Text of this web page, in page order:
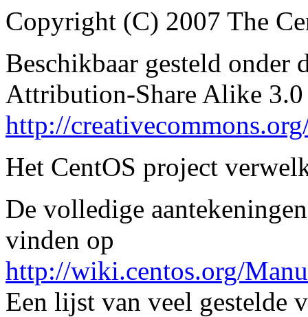
Copyright (C) 2007 The
Beschikbaar gesteld onder
Attribution-Share Alike 3.0
http://
Het CentOS project
De volledige
vinden op
http://wiki.centos.org/
Een lijst van veel gestelde